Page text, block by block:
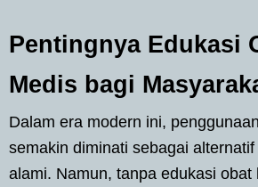
Pentingnya Edukasi
Medis bagi
Dalam era modern ini,
semakin diminati sebagai
alami. Namun, tanpa edukasi obat